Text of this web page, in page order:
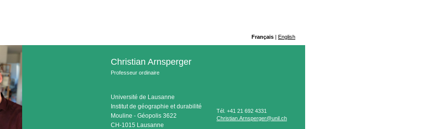
Français | English
Christian Arnsperger
Professeur ordinaire
Université de Lausanne
Institut de géographie et durabilité
Mouline - Géopolis 3622
CH-1015 Lausanne
Tél. +41 21 692 4331
Christian.Arnsperger@unil.ch